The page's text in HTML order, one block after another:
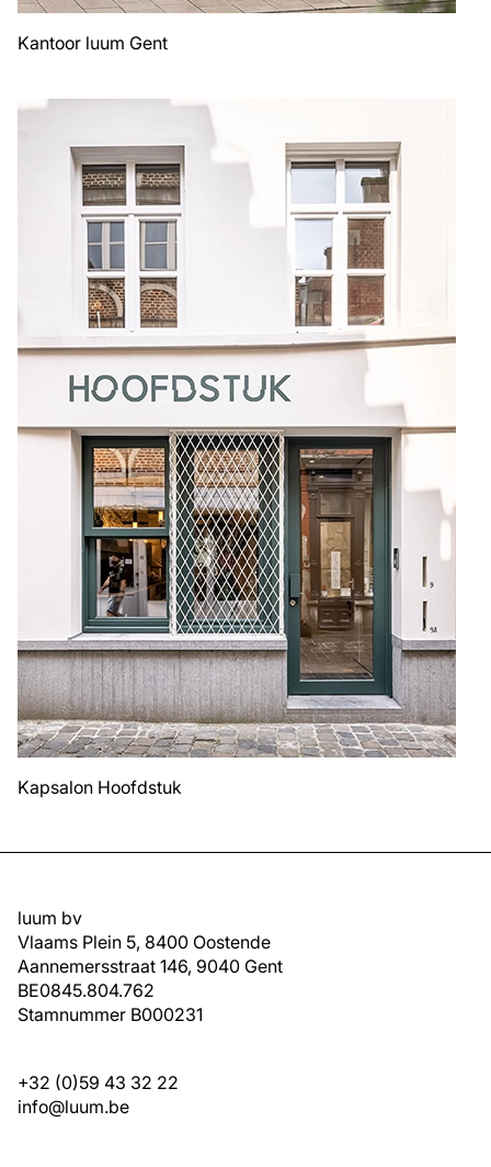
Kantoor luum Gent
Kapsalon Hoofdstuk
luum bv
Vlaams Plein 5, 8400 Oostende
Aannemersstraat 146, 9040 Gent
BE0845.804.762
Stamnummer B000231
+32 (0)59 43 32 22
info@luum.be